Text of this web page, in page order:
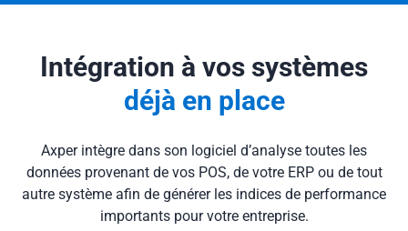
Intégration à vos systèmes
déjà en place
Axper intègre dans son logiciel d’analyse toutes les
données provenant de vos POS, de votre ERP ou de tout
autre système afin de générer les indices de performance
importants pour votre entreprise.